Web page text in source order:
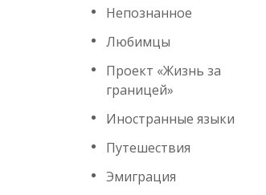
Непознанное
Любимцы
Проект «Жизнь за
границей»
Иностранные языки
Путешествия
Эмиграция